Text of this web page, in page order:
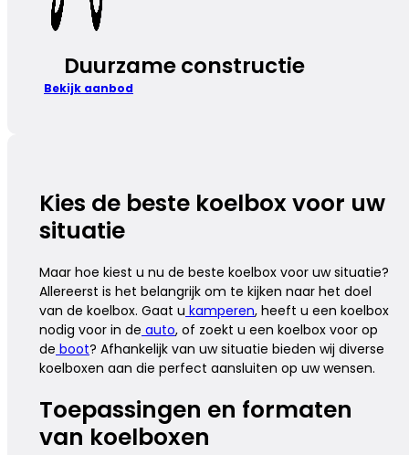
Duurzame constructie
Bekijk aanbod
Kies de beste koelbox voor uw
situatie
Maar hoe kiest u nu de beste koelbox voor uw situatie?
Allereerst is het belangrijk om te kijken naar het doel
van de koelbox. Gaat u kamperen, heeft u een koelbox
nodig voor in de auto, of zoekt u een koelbox voor op
de boot? Afhankelijk van uw situatie bieden wij diverse
koelboxen aan die perfect aansluiten op uw wensen.
Toepassingen en formaten
van koelboxen